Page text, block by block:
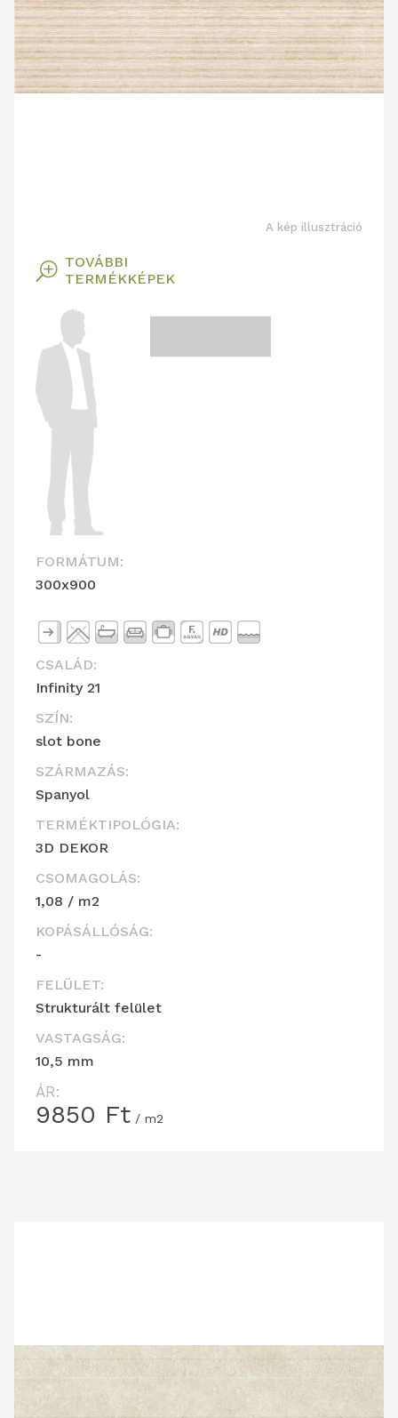
A kép illusztráció
T TOVÁBBI
TERMÉKKÉPEK
FORMÁTUM:
300x900
CSALÁD:
Infinity 21
SZÍN:
slot bone
SZÁRMAZÁS:
Spanyol
TERMÉKTIPOLÓGIA:
3D DEKOR
CSOMAGOLÁS:
1,08 / m2
KOPÁSÁLLÓSÁG:
-
FELÜLET:
Strukturált felület
VASTAGSÁG:
10,5 mm
ÁR:
9850 Ft / m2